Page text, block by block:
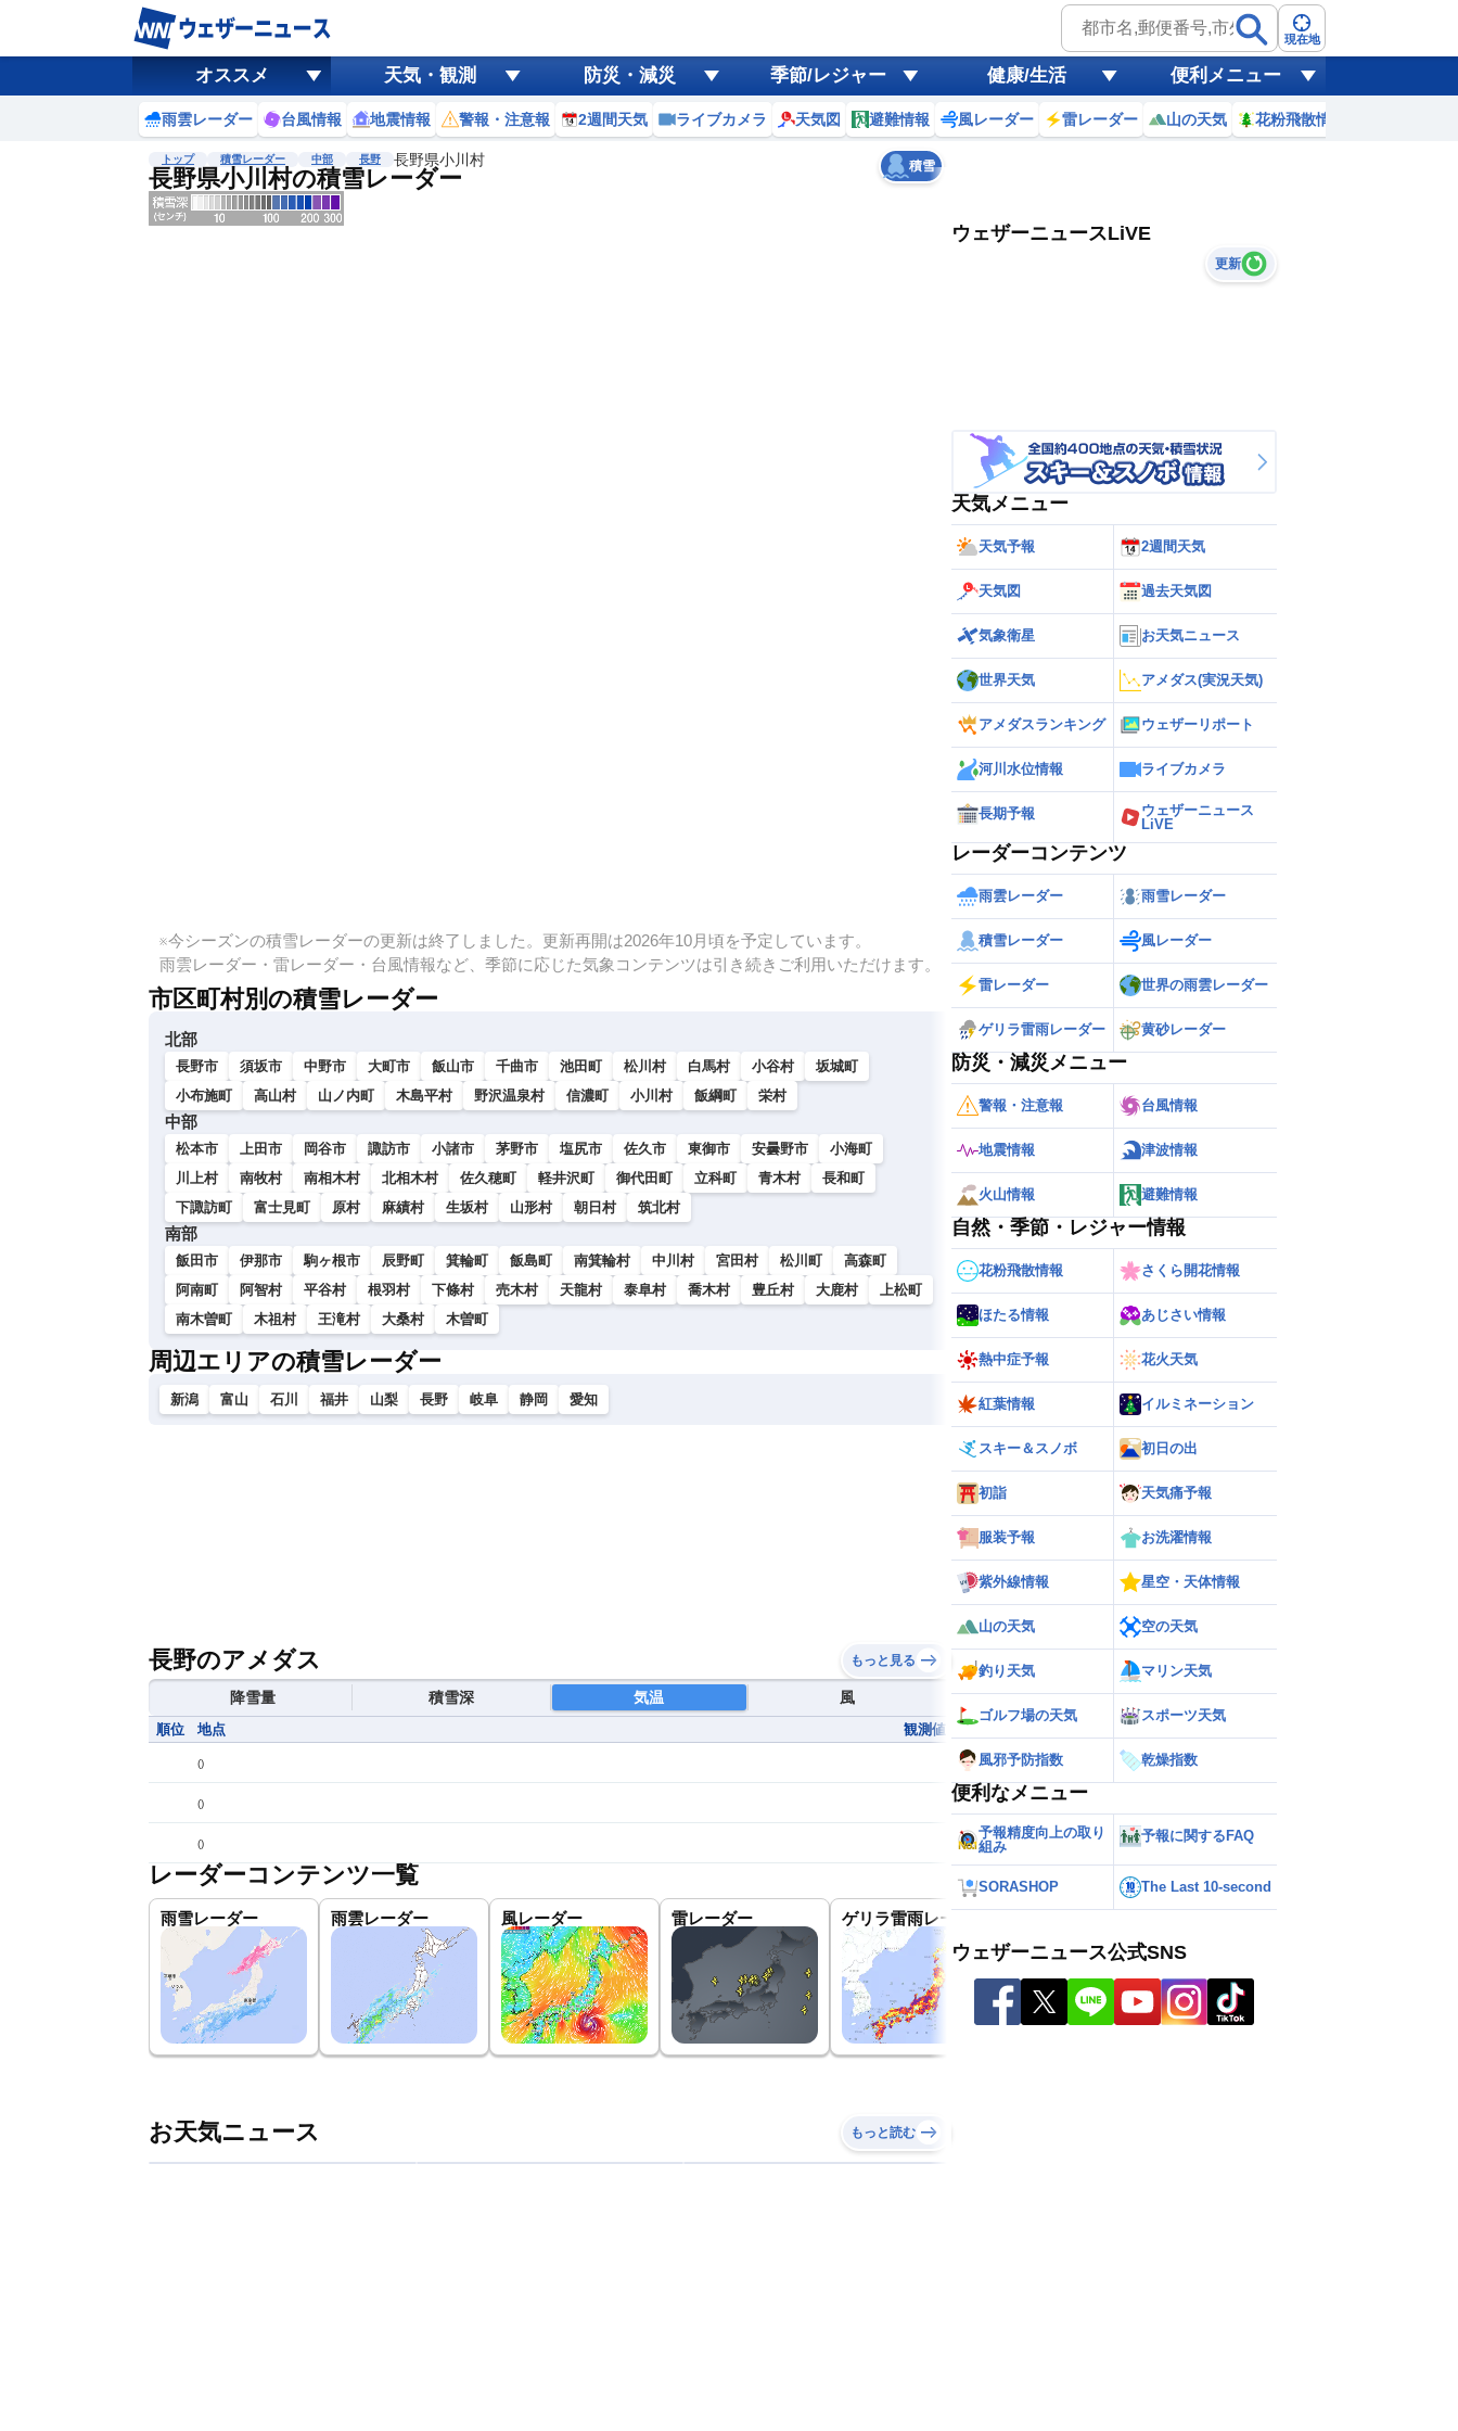
現在地
オススメ 天気・観測 防災・減災 季節/レジャー 健康/生活 便利メニュー
雨雲レーダー 台風情報 地震情報 警報・注意報 2週間天気 ライブカメラ 天気図 避難情報 風レーダー 雷レーダー 山の天気 花粉飛散情報
トップ 積雪レーダー 中部 長野 長野県小川村
長野県小川村の積雪レーダー 積雪
黄砂
天気 台風
※今シーズンの積雪レーダーの更新は終了しました。更新再開は2026年10月頃を予定しています。
雨雲レーダー・雷レーダー・台風情報など、季節に応じた気象コンテンツは引き続きご利用いただけます。
市区町村別の積雪レーダー
北部
長野市 須坂市 中野市 大町市 飯山市 千曲市 池田町 松川村 白馬村 小谷村
坂城町
小布施町
高山村 山ノ内町 木島平村 野沢温泉村 信濃町 小川村 飯綱町 栄村
中部
松本市 上田市 岡谷市 諏訪市 小諸市 茅野市 塩尻市 佐久市 東御市 安曇野市
小海町
川上村
南牧村 南相木村 北相木村 佐久穂町 軽井沢町 御代田町 立科町 青木村
長和町
下諏訪町
富士見町 原村 麻績村 生坂村 山形村 朝日村 筑北村
南部
飯田市 伊那市 駒ヶ根市 辰野町 箕輪町 飯島町 南箕輪村 中川村 宮田村 松川町
高森町
阿南町
阿智村 平谷村 根羽村 下條村 売木村 天龍村 泰阜村 喬木村 豊丘村 大鹿村
上松町
南木曽町
木祖村 王滝村 大桑村 木曽町
周辺エリアの積雪レーダー
新潟 富山 石川 福井 山梨 長野 岐阜 静岡 愛知
長野のアメダス もっと見る
降雪量 積雪深 気温 風
順位 地点 観測値
()
()
()
レーダーコンテンツ一覧
雨雪レーダー 雨雲レーダー 風レーダー 雷レーダー ゲリラ雷雨レーダー
お天気ニュース もっと読む
ウェザーニュースLiVE
更新
天気メニュー
天気予報 2週間天気
天気図 過去天気図
気象衛星 お天気ニュース
世界天気 アメダス(実況天気)
アメダスランキング ウェザーリポート
河川水位情報 ライブカメラ
長期予報
ウェザーニュース
LiVE
レーダーコンテンツ
雨雲レーダー 雨雪レーダー
積雪レーダー 風レーダー
雷レーダー 世界の雨雲レーダー
ゲリラ雷雨レーダー 黄砂レーダー
防災・減災メニュー
警報・注意報 台風情報
地震情報 津波情報
火山情報 避難情報
自然・季節・レジャー情報
花粉飛散情報 さくら開花情報
ほたる情報 あじさい情報
熱中症予報 花火天気
紅葉情報 イルミネーション
スキー＆スノボ 初日の出
初詣 天気痛予報
服装予報 お洗濯情報
紫外線情報 星空・天体情報
山の天気 空の天気
釣り天気 マリン天気
ゴルフ場の天気 スポーツ天気
風邪予防指数 乾燥指数
便利なメニュー
予報精度向上の取り
組み
予報に関するFAQ
SORASHOP The Last 10-second
ウェザーニュース公式SNS